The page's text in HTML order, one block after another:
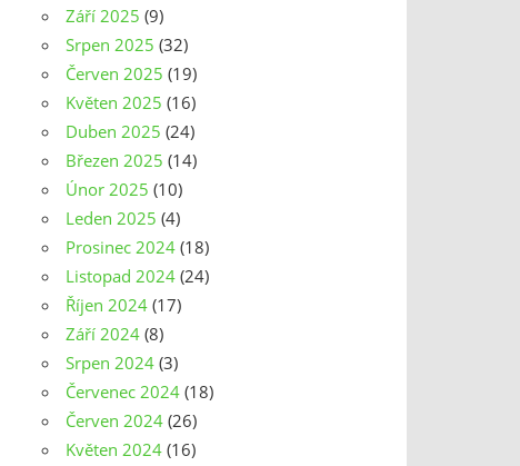
Září 2025 (9)
Srpen 2025 (32)
Červen 2025 (19)
Květen 2025 (16)
Duben 2025 (24)
Březen 2025 (14)
Únor 2025 (10)
Leden 2025 (4)
Prosinec 2024 (18)
Listopad 2024 (24)
Říjen 2024 (17)
Září 2024 (8)
Srpen 2024 (3)
Červenec 2024 (18)
Červen 2024 (26)
Květen 2024 (16)